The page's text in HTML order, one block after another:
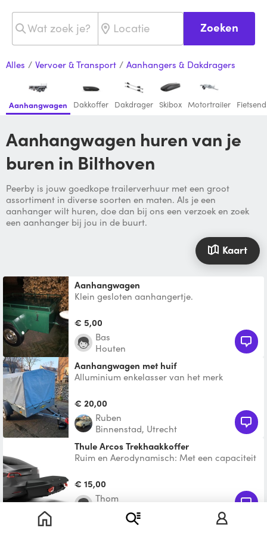
Zoeken
Alles / Vervoer & Transport / Aanhangers & Dakdragers
Aanhangwagen Dakkoffer Dakdrager Skibox Motortrailer
Aanhangwagen huren van je
buren in Bilthoven
Peerby is jouw goedkope trailerverhuur met een groot
assortiment in diverse soorten en maten. Als je een
aanhanger wilt huren, doe dan bij ons een verzoek en zoek
een aanhanger bij jou in de buurt.
Kaart
Aanhangwagen
Klein gesloten aanhangertje.
dus 0,63 kuub. Kan wel fietsen
€ 5,00
Bas
Houten
Aanhangwagen met huif
Alluminium enkelasser van het merk
€ 20,00
Ruben
Binnenstad, Utrecht
Thule Arcos Trekhaakkoffer
Ruim en Aerodynamisch: Met een capaciteit
grootste trekhaak
€ 15,00
Thom
Leidsche Rijn, Utrecht
Aanhangwagen met huif